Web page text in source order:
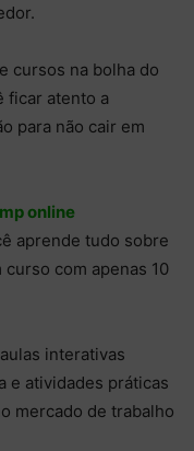
cursos na bolha do
ficar atento a
para não cair em
online
aprende tudo sobre
com apenas 10
interativas
e atividades práticas
mercado de trabalho